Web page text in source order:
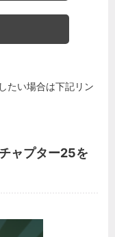
たい場合は下記リン
ャプター25を